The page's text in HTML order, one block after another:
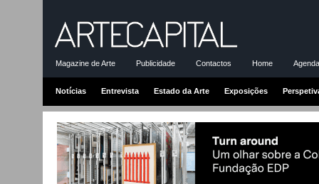
Magazine de Arte Publicidade Contactos Home
Notícias Entrevista Estado da Arte Exposições